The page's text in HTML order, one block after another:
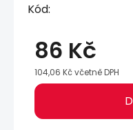
Kód:
86 Kč
104,06 Kč včetně DPH
Měrná cena: